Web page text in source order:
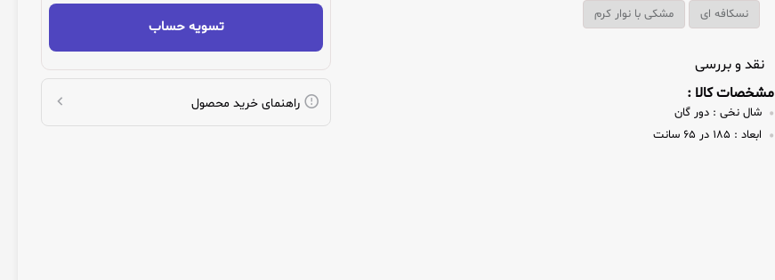
نسکافه ای مشکی با نوار کرم
نقد و بررسی
مشخصات کالا :
شال نخی : دور گان
ابعاد :
تسویه حساب
راهنمای خرید محصول